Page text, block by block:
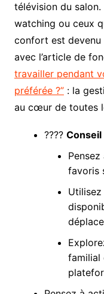
télévision du
watching ou ceux
confort est devenu
avec l’article de
travailler pendant
préférée ?”: la
au cœur de toutes
????
favoris
Utilisez
familial